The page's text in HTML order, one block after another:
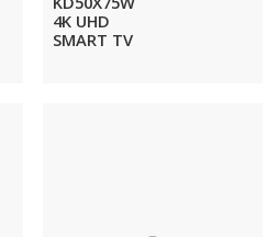
4K UHD
SMART TV